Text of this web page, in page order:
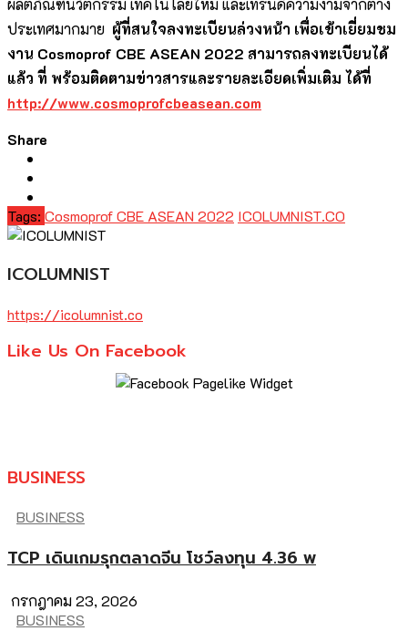
ผลิตภัณฑ์นวัตกรรม เทคโนโลยีใหม่ และเทรนด์ความงามจากต่าง
ประเทศมากมาย ผู้ที่สนใจลงทะเบียนล่วงหน้า เพื่อเข้าเยี่ยมชม
งาน Cosmoprof CBE ASEAN 2022 สามารถลงทะเบียนได้
แล้ว ที่ พร้อมติดตามข่าวสารและรายละเอียดเพิ่มเติม ได้ที่
http://www.cosmoprofcbeasean.com
Share
Tags: Cosmoprof CBE ASEAN 2022 ICOLUMNIST.CO
ICOLUMNIST
https://icolumnist.co
Like Us On Facebook
BUSINESS
BUSINESS
TCP เดินเกมรุกตลาดจีน โชว์ลงทุน 4.36 พ
กรกฎาคม 23, 2026
BUSINESS